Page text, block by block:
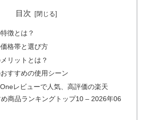
目次
徴とは？
格帯と選び方
リットとは？
すすめの使用シーン
Oneレビューで人気、高評価の楽天
商品ランキングトップ10 – 2026年06